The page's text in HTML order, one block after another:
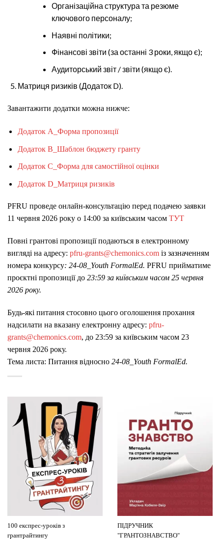
Організаційна структура та резюме
ключового персоналу;
Наявні політики;
Фінансові звіти (за останні 3 роки, якщо є);
Аудиторський звіт / звіти (якщо є).
Матриця ризиків (Додаток D).
Завантажити додатки можна нижче:
Додаток А_Форма пропозиції
Додаток B_Шаблон бюджету гранту
Додаток C_Форма для самостійної оцінки
Додаток D_Матриця ризиків
PFRU проведе онлайн-консультацію перед подачею заявки
11 червня 2026 року о 14:00 за київським часом ТУТ
Повні грантові пропозиції подаються в електронному
вигляді на адресу: pfru-grants@chemonics.com із зазначенням
номера конкурсу: 24-08_ Youth FormalEd. PFRU прийматиме
проєктні пропозиції до 23:59 за київським часом 25 червня
2026 року.
Будь-які питання стосовно цього оголошення прохання
надсилати на вказану електронну адресу: pfru-
grants@chemonics.com, до 23:59 за київським часом 23
червня 2026 року.
Тема листа: Питання відносно 24-08_ Youth FormalEd.
100 експрес-уроків з
грантрайтингу
ПІДРУЧНИК
"ГРАНТОЗНАВСТВО"